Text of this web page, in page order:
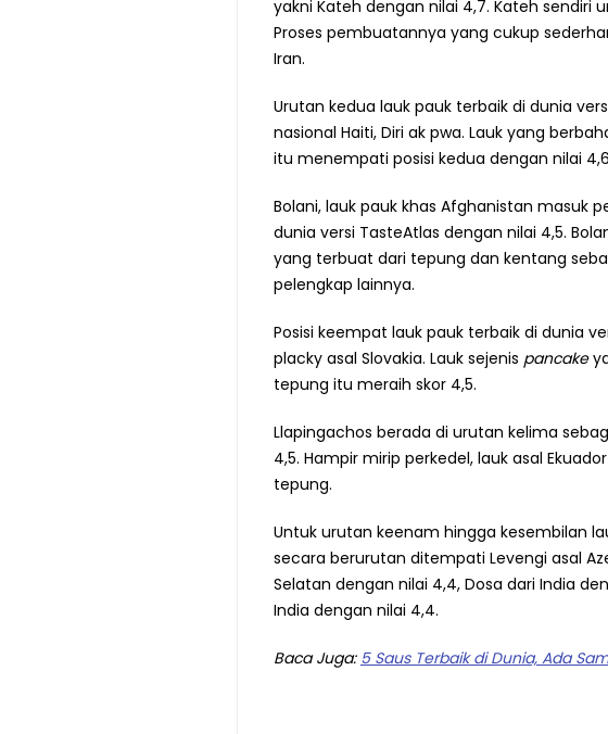
yakni Kateh dengan nilai 4,7. Kateh sendiri
Proses pembuatannya yang cukup
Iran.
Urutan kedua lauk pauk terbaik di dunia
nasional Haiti, Diri ak pwa. Lauk yang
itu menempati posisi kedua dengan nilai
Bolani, lauk pauk khas Afghanistan masuk
dunia versi TasteAtlas dengan nilai 4,5.
yang terbuat dari tepung dan kentang
pelengkap lainnya.
Posisi keempat lauk pauk terbaik di dunia
placky asal Slovakia. Lauk sejenis pancake
tepung itu meraih skor 4,5.
Llapingachos berada di urutan kelima
4,5. Hampir mirip perkedel, lauk asal
tepung.
Untuk urutan keenam hingga kesembilan
secara berurutan ditempati Levengi asal
Selatan dengan nilai 4,4, Dosa dari India
India dengan nilai 4,4.
Baca Juga: 5 Saus Terbaik di Dunia, Ada